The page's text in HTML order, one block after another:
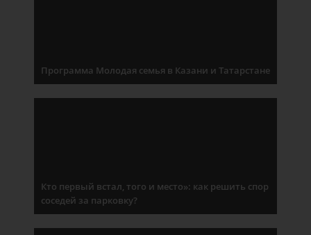
Программа Молодая семья в Казани и Татарстане
Кто первый встал, того и место»: как решить спор
соседей за парковку?